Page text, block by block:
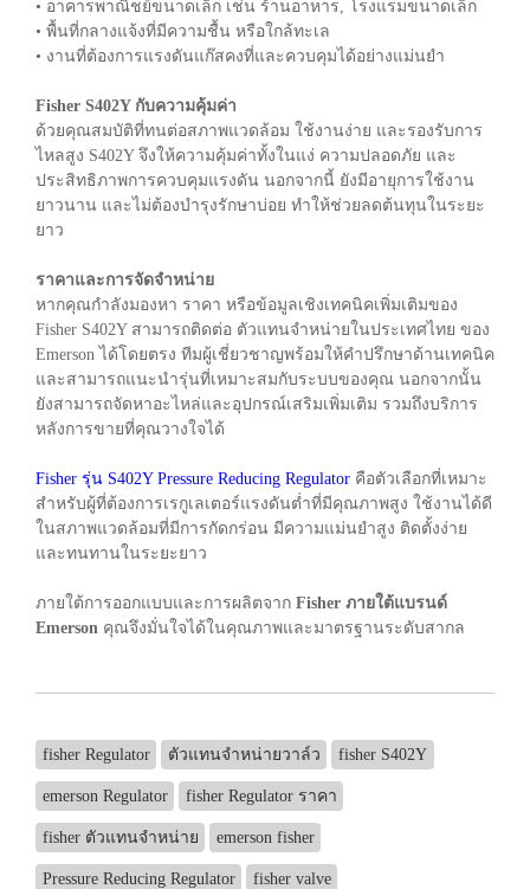
• อาคารพาณิชย์ขนาดเล็ก เช่น ร้านอาหาร, โรงแรมขนาดเล็ก
• พื้นที่กลางแจ้งที่มีความชื้น หรือใกล้ทะเล
• งานที่ต้องการแรงดันแก๊สคงที่และควบคุมได้อย่างแม่นยำ
Fisher S402Y กับความคุ้มค่า
ด้วยคุณสมบัติที่ทนต่อสภาพแวดล้อม ใช้งานง่าย และรองรับการ
ไหลสูง S402Y จึงให้ความคุ้มค่าทั้งในแง่ ความปลอดภัย และ
ประสิทธิภาพการควบคุมแรงดัน นอกจากนี้ ยังมีอายุการใช้งาน
ยาวนาน และไม่ต้องบำรุงรักษาบ่อย ทำให้ช่วยลดต้นทุนในระยะ
ยาว
ราคาและการจัดจำหน่าย
หากคุณกำลังมองหา ราคา หรือข้อมูลเชิงเทคนิคเพิ่มเติมของ
Fisher S402Y สามารถติดต่อ ตัวแทนจำหน่ายในประเทศไทย ของ
Emerson ได้โดยตรง ทีมผู้เชี่ยวชาญพร้อมให้คำปรึกษาด้านเทคนิค
และสามารถแนะนำรุ่นที่เหมาะสมกับระบบของคุณ นอกจากนั้น
ยังสามารถจัดหาอะไหล่และอุปกรณ์เสริมเพิ่มเติม รวมถึงบริการ
หลังการขายที่คุณวางใจได้
Fisher รุ่น S402Y Pressure Reducing Regulator คือตัวเลือกที่เหมาะ
สำหรับผู้ที่ต้องการเรกูเลเตอร์แรงดันต่ำที่มีคุณภาพสูง ใช้งานได้ดี
ในสภาพแวดล้อมที่มีการกัดกร่อน มีความแม่นยำสูง ติดตั้งง่าย
และทนทานในระยะยาว
ภายใต้การออกแบบและการผลิตจาก Fisher ภายใต้แบรนด์
Emerson คุณจึงมั่นใจได้ในคุณภาพและมาตรฐานระดับสากล
fisher Regulator ตัวแทนจำหน่ายวาล์ว fisher S402Y
emerson Regulator fisher Regulator ราคา
fisher ตัวแทนจำหน่าย emerson fisher
Pressure Reducing Regulator fisher valve